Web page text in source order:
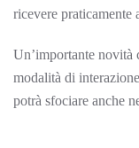
ricevere praticamente
Un’importante novità
modalità di
potrà sfociare anche